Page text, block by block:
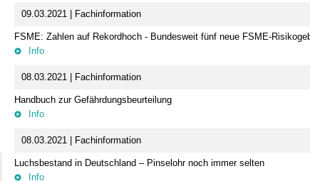
09.03.2021 | Fachinformation
FSME: Zahlen auf Rekordhoch - Bundesweit fünf neue FSME-
Info
08.03.2021 | Fachinformation
Handbuch zur Gefährdungsbeurteilung
Info
08.03.2021 | Fachinformation
Luchsbestand in Deutschland – Pinselohr noch immer selten
Info